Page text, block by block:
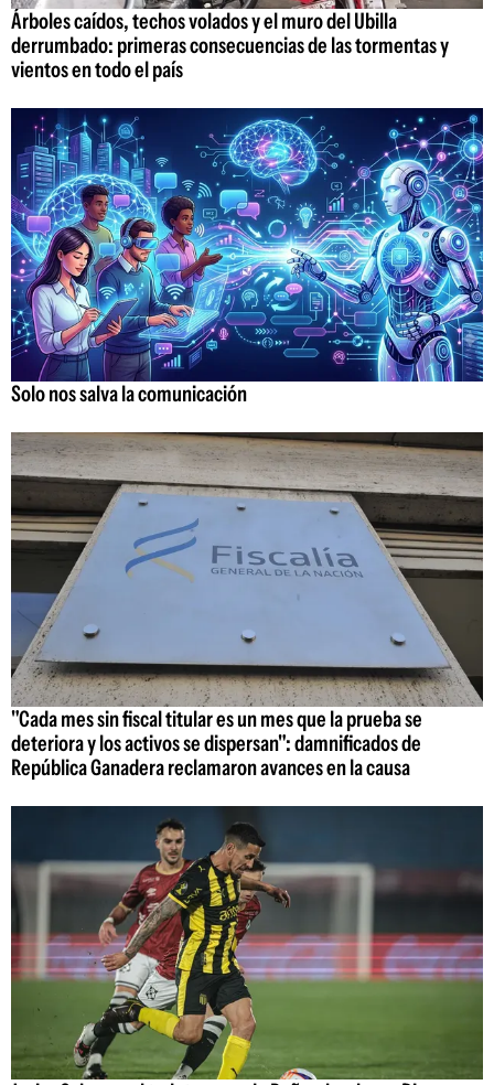
Árboles caídos, techos volados y el muro del Ubilla
derrumbado: primeras consecuencias de las tormentas y
vientos en todo el país
Solo nos salva la comunicación
"Cada mes sin fiscal titular es un mes que la prueba se
deteriora y los activos se dispersan": damnificados de
República Ganadera reclamaron avances en la causa